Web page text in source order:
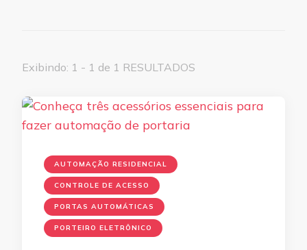
Exibindo: 1 - 1 de 1 RESULTADOS
AUTOMAÇÃO RESIDENCIAL
CONTROLE DE ACESSO
PORTAS AUTOMÁTICAS
PORTEIRO ELETRÔNICO